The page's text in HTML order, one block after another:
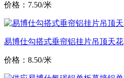
价格：7.50/米
易博仕勾搭式垂帘铝挂片吊顶天花
价格：8.50/米